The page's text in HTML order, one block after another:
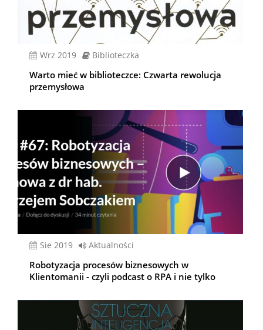
wrz 2019 Biblioteczka
Warto mieć w biblioteczce: Czwarta rewolucja
przemysłowa
sie 2019 Aktualności
Robotyzacja procesów biznesowych w
Klientomanii - czyli podcast o RPA i nie tylko